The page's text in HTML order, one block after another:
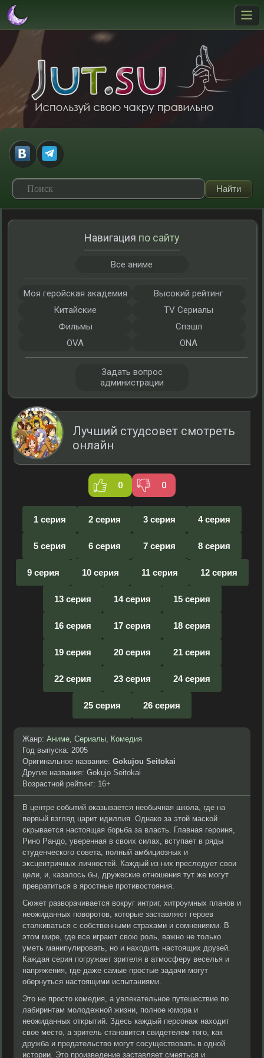
Лучший студсовет смотреть
онлайн
0 0
1 серия 2 серия 3 серия 4 серия
5 серия 6 серия 7 серия 8 серия
9 серия 10 серия 11 серия 12 серия
13 серия 14 серия 15 серия
16 серия 17 серия 18 серия
19 серия 20 серия 21 серия
22 серия 23 серия 24 серия
25 серия 26 серия
Жанр: Аниме, Сериалы, Комедия
Год выпуска: 2005
Оригинальное название: Gokujou Seitokai
Другие названия: Gokujo Seitokai
Возрастной рейтинг: 16+
В центре событий оказывается необычная школа, где на
первый взгляд царит идиллия. Однако за этой маской
скрывается настоящая борьба за власть. Главная героиня,
Рино Рандо, уверенная в своих силах, вступает в ряды
студенческого совета, полный амбициозных и
эксцентричных личностей. Каждый из них преследует свои
цели, и, казалось бы, дружеские отношения тут же могут
превратиться в яростные противостояния.
Сюжет разворачивается вокруг интриг, хитроумных планов и
неожиданных поворотов, которые заставляют героев
сталкиваться с собственными страхами и сомнениями. В
этом мире, где все играют свою роль, важно не только
уметь манипулировать, но и находить настоящих друзей.
Каждая серия погружает зрителя в атмосферу веселья и
напряжения, где даже самые простые задачи могут
обернуться настоящими испытаниями.
Это не просто комедия, а увлекательное путешествие по
лабиринтам молодежной жизни, полное юмора и
неожиданных открытий. Здесь каждый персонаж находит
свое место, а зритель становится свидетелем того, как
дружба и предательство могут сосуществовать в одной
истории. Это произведение заставляет смеяться и
Навигация по сайту
Все аниме
Моя геройская академия
Высокий рейтинг
Китайские
TV Сериалы
Фильмы
Спэшл
OVA
ONA
Задать вопрос
администрации